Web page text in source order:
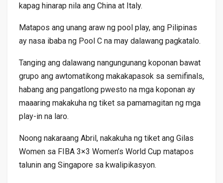
kapag hinarap nila ang China at Italy.
Matapos ang unang araw ng pool play, ang Pilipinas
ay nasa ibaba ng Pool C na may dalawang pagkatalo.
Tanging ang dalawang nangungunang koponan bawat
grupo ang awtomatikong makakapasok sa semifinals,
habang ang pangatlong pwesto na mga koponan ay
maaaring makakuha ng tiket sa pamamagitan ng mga
play-in na laro.
Noong nakaraang Abril, nakakuha ng tiket ang Gilas
Women sa FIBA 3×3 Women’s World Cup matapos
talunin ang Singapore sa kwalipikasyon.